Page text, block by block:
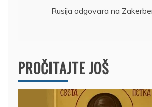
Rusija odgovara na
PROČITAJTE JOŠ